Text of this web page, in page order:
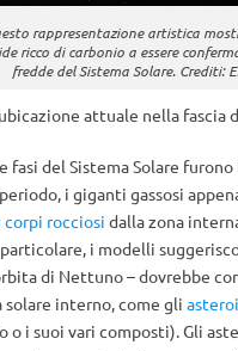
rappresentazione artistica
ricco di carbonio a essere
fredde del Sistema Solare. Crediti:
attuale nella fascia
fasi del Sistema Solare
i giganti gassosi
rocciosi dalla zona
i modelli
di Nettuno – dovrebbe
solare interno, come gli
o i suoi vari composti). Gli